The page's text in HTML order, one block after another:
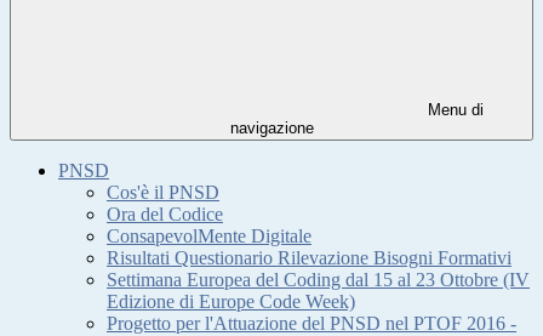
Menu di
navigazione
PNSD
Cos'è il PNSD
Ora del Codice
ConsapevolMente Digitale
Risultati Questionario Rilevazione Bisogni Formativi
Settimana Europea del Coding dal 15 al 23 Ottobre (IV
Edizione di Europe Code Week)
Progetto per l'Attuazione del PNSD nel PTOF 2016 -